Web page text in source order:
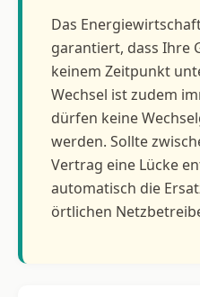
Das
garantiert, dass Ihre
keinem Zeitpunkt
Wechsel ist zudem
dürfen keine
werden. Sollte
Vertrag eine Lücke
automatisch die
örtlichen